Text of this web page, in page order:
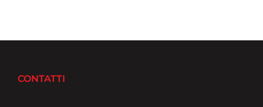
CONTATTI